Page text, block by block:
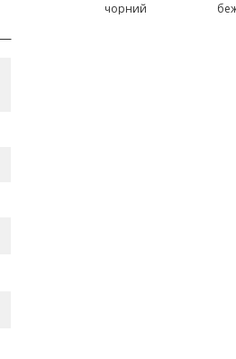
чорний